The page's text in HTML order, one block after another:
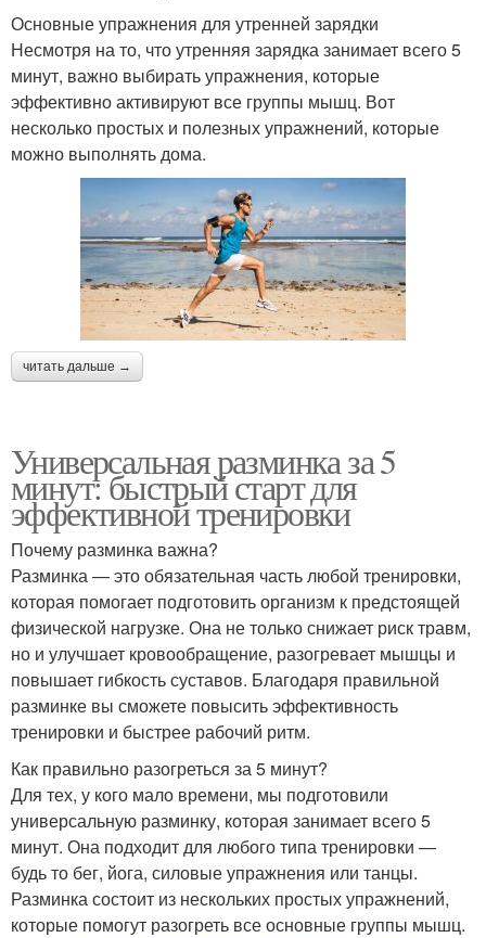
Основные упражнения для утренней зарядки
Несмотря на то, что утренняя зарядка занимает всего 5
минут, важно выбирать упражнения, которые
эффективно активируют все группы мышц. Вот
несколько простых и полезных упражнений, которые
можно выполнять дома.
читать дальше →
Универсальная разминка за 5
минут: быстрый старт для
эффективной тренировки
Почему разминка важна?
Разминка — это обязательная часть любой тренировки,
которая помогает подготовить организм к предстоящей
физической нагрузке. Она не только снижает риск травм,
но и улучшает кровообращение, разогревает мышцы и
повышает гибкость суставов. Благодаря правильной
разминке вы сможете повысить эффективность
тренировки и быстрее рабочий ритм.
Как правильно разогреться за 5 минут?
Для тех, у кого мало времени, мы подготовили
универсальную разминку, которая занимает всего 5
минут. Она подходит для любого типа тренировки —
будь то бег, йога, силовые упражнения или танцы.
Разминка состоит из нескольких простых упражнений,
которые помогут разогреть все основные группы мышц.